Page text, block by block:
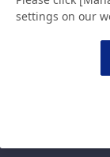
Preguntas
Política de
settings on our